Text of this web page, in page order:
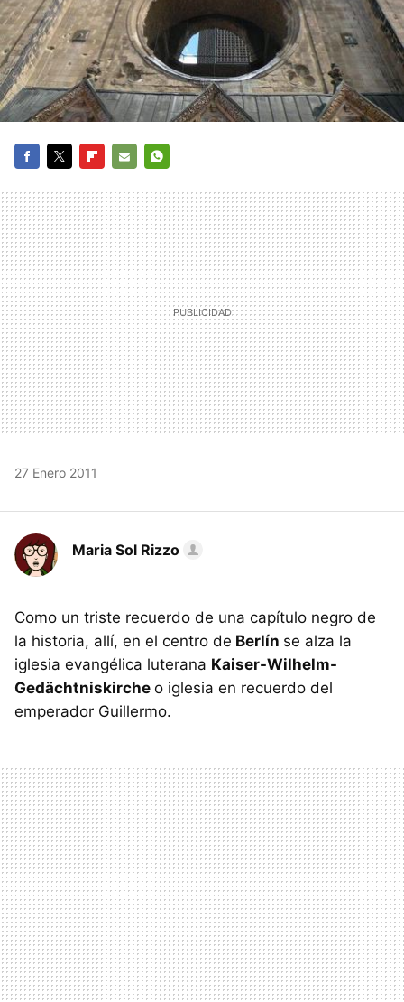
MAIL
27 Enero 2011
Maria Sol Rizzo
Como un triste recuerdo de una capítulo negro de
la historia, allí, en el centro de Berlín se alza la
iglesia evangélica luterana Kaiser-Wilhelm-
Gedächtniskirche o iglesia en recuerdo del
emperador Guillermo.